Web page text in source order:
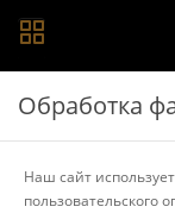
Главная > Каталог
> Xiaomi
Мыло для
(розовый)
Обработка
Наш сайт
пользовательского